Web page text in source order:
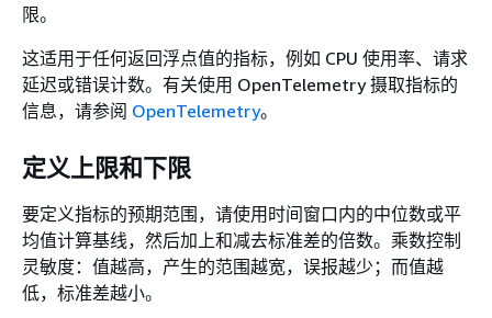
限。
这适用于任何返回浮点值的指标，例如 CPU 使用率、请求
延迟或错误计数。有关使用 OpenTelemetry 摄取指标的
信息，请参阅 OpenTelemetry。
定义上限和下限
要定义指标的预期范围，请使用时间窗口内的中位数或平
均值计算基线，然后加上和减去标准差的倍数。乘数控制
灵敏度：值越高，产生的范围越宽，误报越少；而值越
低，标准差越小。